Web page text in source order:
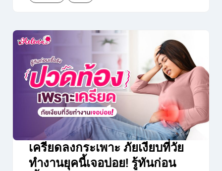
เครียดลงกระเพาะ ภัยเงียบที่วัย
ทำงานยุคนี้เจอบ่อย! รู้ทันก่อน